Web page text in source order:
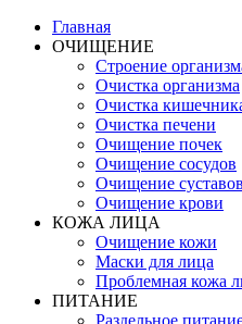
Главная
ОЧИЩЕНИЕ
Строение
Очистка организма
Очистка
Очистка печени
Очищение почек
Очищение сосудов
Очищение суставов
Очищение крови
КОЖА ЛИЦА
Очищение кожи
Маски для лица
Проблемная кожа
ПИТАНИЕ
Раздельное